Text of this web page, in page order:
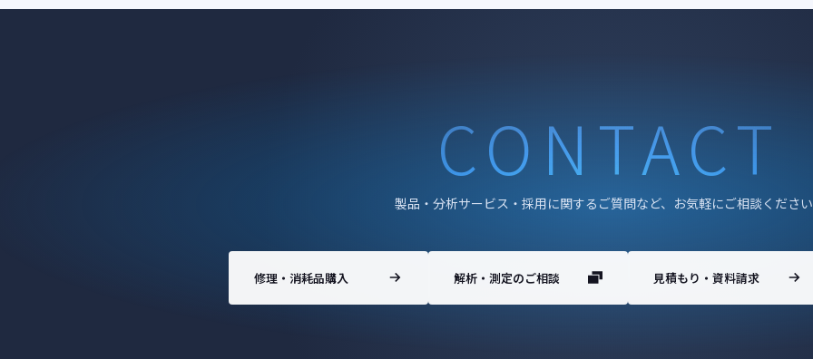
CONTACT
製品・分析サービス・採用に関するご質問など、お気軽にご相談くださ
修理・消耗品購入 解析・測定のご相談 見積もり・資料請求